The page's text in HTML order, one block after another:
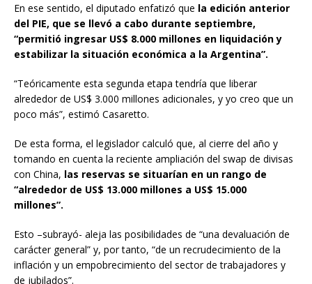
En ese sentido, el diputado enfatizó que la edición anterior
del PIE, que se llevó a cabo durante septiembre,
“permitió ingresar US$ 8.000 millones en liquidación y
estabilizar la situación económica a la Argentina”.
“Teóricamente esta segunda etapa tendría que liberar
alrededor de US$ 3.000 millones adicionales, y yo creo que un
poco más”, estimó Casaretto.
De esta forma, el legislador calculó que, al cierre del año y
tomando en cuenta la reciente ampliación del swap de divisas
con China, las reservas se situarían en un rango de
“alrededor de US$ 13.000 millones a US$ 15.000
millones”.
Esto –subrayó- aleja las posibilidades de “una devaluación de
carácter general” y, por tanto, “de un recrudecimiento de la
inflación y un empobrecimiento del sector de trabajadores y
de jubilados”.